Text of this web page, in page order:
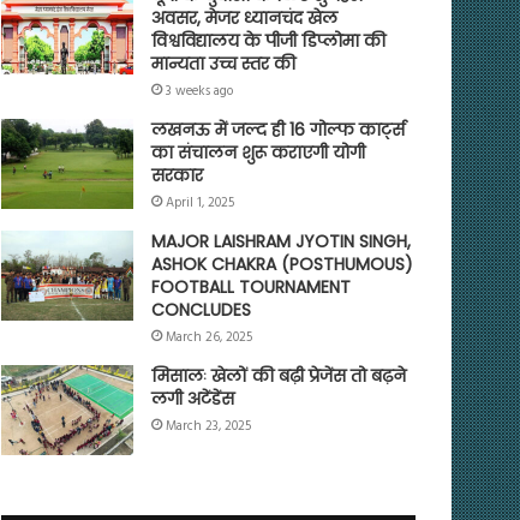
अवसर, मेजर ध्यानचंद खेल
विश्वविद्यालय के पीजी डिप्लोमा की
मान्यता उच्च स्तर की
3 weeks ago
लखनऊ में जल्द ही 16 गोल्फ कार्ट्स
का संचालन शुरू कराएगी योगी
सरकार
April 1, 2025
MAJOR LAISHRAM JYOTIN SINGH,
ASHOK CHAKRA (POSTHUMOUS)
FOOTBALL TOURNAMENT
CONCLUDES
March 26, 2025
मिसालः खेलों की बढ़ी प्रेजेंस तो बढ़ने
लगी अटेंडेंस
March 23, 2025